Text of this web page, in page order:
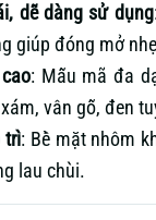
dễ dàng sử dụng
giúp đóng mở
: Mẫu mã đa
vân gỗ, đen
trì: Bề mặt nhôm
lau chùi.